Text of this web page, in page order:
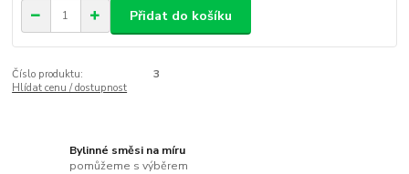
Přidat do košíku
Číslo produktu:
3
Hlídat cenu / dostupnost
Bylinné směsi na míru
pomůžeme s výběrem